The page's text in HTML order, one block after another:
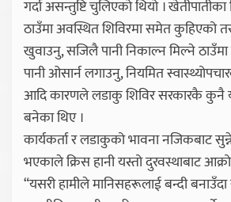
गर्दा असन्तुष्टि चुलिएको थियो । खेतीपातीका
ठाउँमा अवस्थित शिविरमा समेत कुहिएको
खुवाउनु, सजिलै पानी निकाल्न मिल्ने ठाउँमा
पानी ओसार्न लगाउनु, नियमित
आदि कारणले लडाकु शिविर सरकारकै कुनै
बनेका थिए ।
कार्यकर्ता र लडाकुको भावना नजिकबाट
भएकाले क्रिस हानी यस्तो दुरवस्थाबाट
“यसरी हामीले मानिसहरूलाई बन्दी